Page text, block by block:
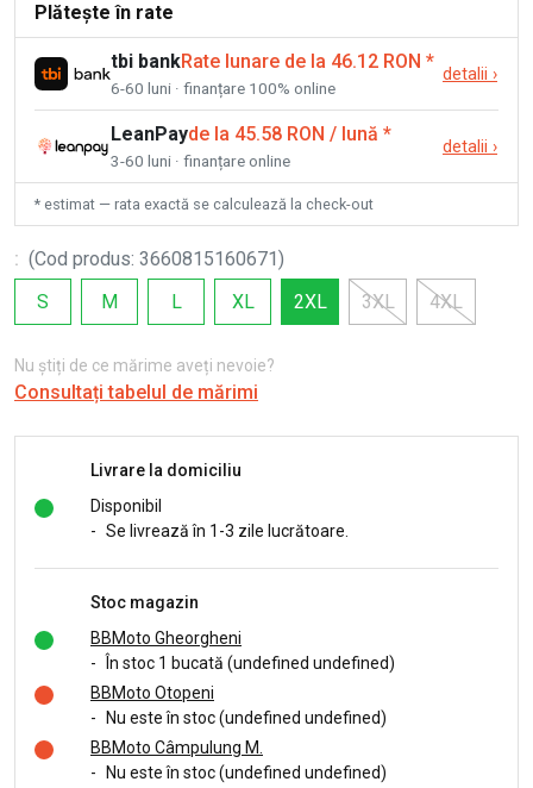
Plătește în rate
tbi bankRate lunare de la 46.12 RON *
6-60 luni · finanțare 100% online
detalii ›
LeanPayde la 45.58 RON / lună *
3-60 luni · finanțare online
detalii ›
* estimat — rata exactă se calculează la check-out
: (Cod produs: 3660815160671 )
S
M L XL 2XL 3XL 4XL
Nu știți de ce mărime aveți nevoie?
Consultați tabelul de mărimi
Livrare la domiciliu
Disponibil
- Se livrează în 1-3 zile lucrătoare.
Stoc magazin
BBMoto Gheorgheni
-
În stoc 1 bucată (undefined undefined)
BBMoto Otopeni
-
Nu este în stoc (undefined undefined)
BBMoto Câmpulung M.
-
Nu este în stoc (undefined undefined)